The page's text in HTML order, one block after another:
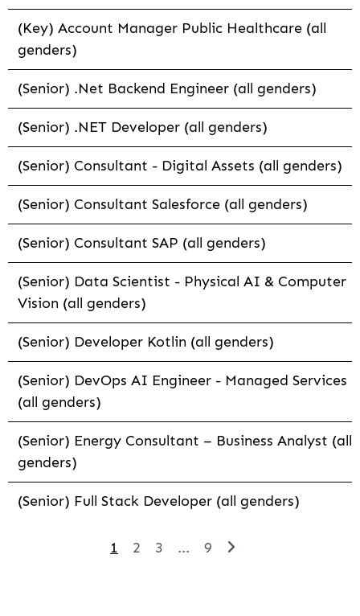
(Key) Account Manager Public Healthcare (all
genders)
(Senior) .Net Backend Engineer (all genders)
(Senior) .NET Developer (all genders)
(Senior) Consultant - Digital Assets (all genders)
(Senior) Consultant Salesforce (all genders)
(Senior) Consultant SAP (all genders)
(Senior) Data Scientist - Physical AI & Computer
Vision (all genders)
(Senior) Developer Kotlin (all genders)
(Senior) DevOps AI Engineer - Managed Services
(all genders)
(Senior) Energy Consultant – Business Analyst (all
genders)
(Senior) Full Stack Developer (all genders)
1 2 3 ... 9